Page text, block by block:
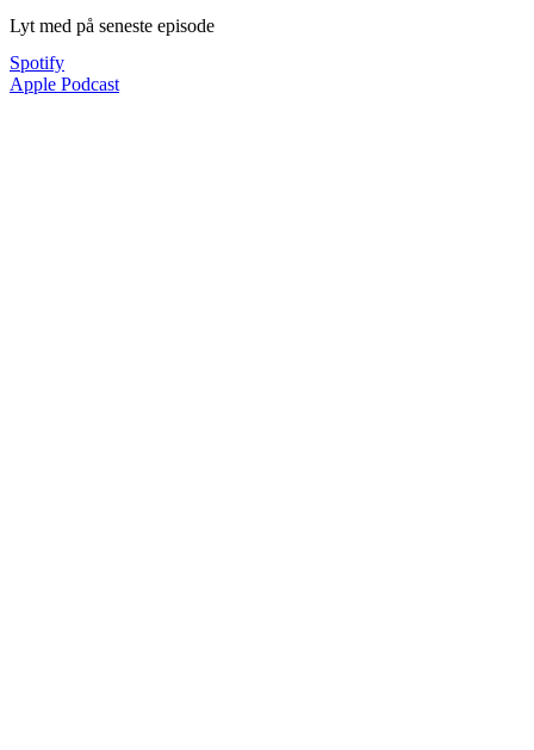
Lyt med på seneste episode
Spotify
Apple Podcast